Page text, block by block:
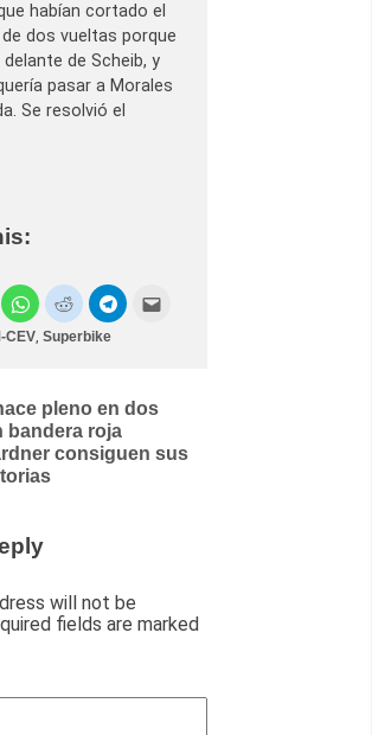
habían cortado el
dos vueltas porque
de Scheib, y
pasar a Morales
Se resolvió el
CEV, Superbike
pleno en dos
bandera roja
consiguen sus
will not be
fields are marked